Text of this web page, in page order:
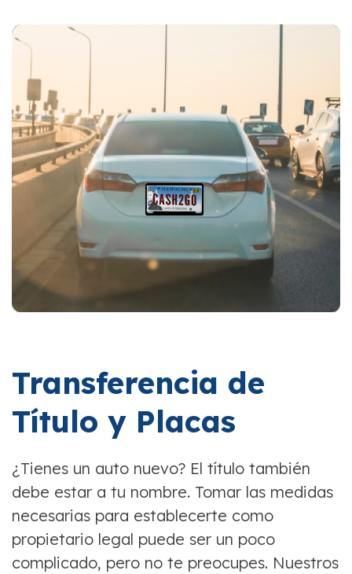
Transferencia de
Título y Placas
¿Tienes un auto nuevo? El título también
debe estar a tu nombre. Tomar las medidas
necesarias para establecerte como
propietario legal puede ser un poco
complicado, pero no te preocupes. Nuestros